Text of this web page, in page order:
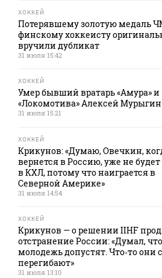
ХОККЕЙ
Потерявшему золотую медаль
финскому хоккеисту
вручили дубликат
31 июля 15:42
ХОККЕЙ
Умер бывший вратарь «Амура» и
«Локомотива» Алексей Мурыгин
31 июля 15:21
ХОККЕЙ
Крикунов: «Думаю, Овечкин,
вернется в Россию, уже не будет
в КХЛ, потому что наиграется в
Северной Америке»
31 июля 14:54
ХОККЕЙ
Крикунов — о решении IIHF
отстранение России: «Думал, что
молодежь допустят. Что‑то они
перегибают»
31 июля 13:10